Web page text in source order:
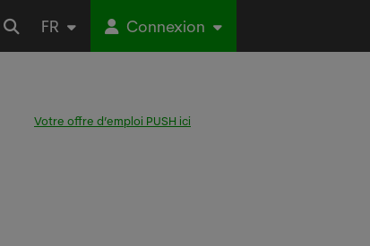
FR Connexion
Votre offre d’emploi PUSH ici